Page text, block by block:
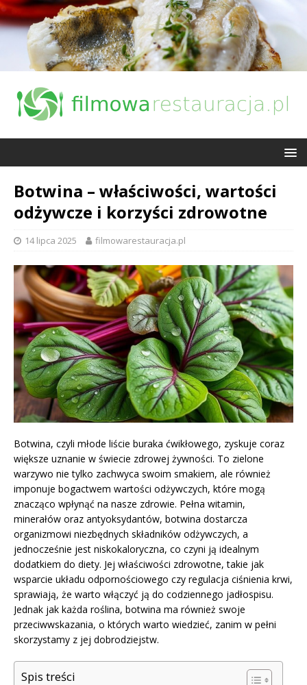
Botwina – właściwości, wartości
odżywcze i korzyści zdrowotne
14 lipca 2025 filmowarestauracja.pl
Botwina, czyli młode liście buraka ćwikłowego, zyskuje coraz
większe uznanie w świecie zdrowej żywności. To zielone
warzywo nie tylko zachwyca swoim smakiem, ale również
imponuje bogactwem wartości odżywczych, które mogą
znacząco wpłynąć na nasze zdrowie. Pełna witamin,
minerałów oraz antyoksydantów, botwina dostarcza
organizmowi niezbędnych składników odżywczych, a
jednocześnie jest niskokaloryczna, co czyni ją idealnym
dodatkiem do diety. Jej właściwości zdrowotne, takie jak
wsparcie układu odpornościowego czy regulacja ciśnienia krwi,
sprawiają, że warto włączyć ją do codziennego jadłospisu.
Jednak jak każda roślina, botwina ma również swoje
przeciwwskazania, o których warto wiedzieć, zanim w pełni
skorzystamy z jej dobrodziejstw.
Spis treści